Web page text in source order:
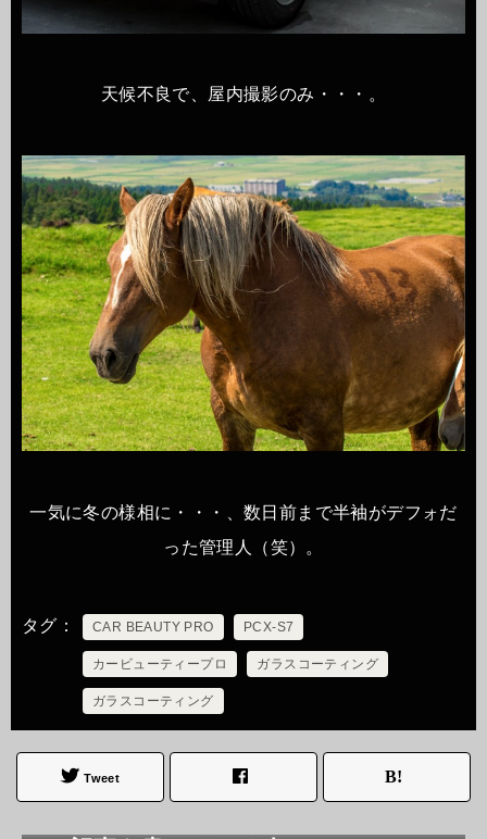
天候不良で、屋内撮影のみ・・・。
一気に冬の様相に・・・、数日前まで半袖がデフォだ
った管理人（笑）。
タグ CAR BEAUTY PRO PCX-S7
カービューティープロ ガラスコーティング
ガラスコーティング
Tweet